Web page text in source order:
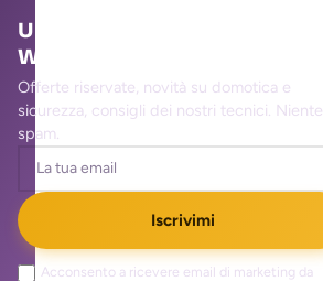
Unisciti alla community
WallMall
Offerte riservate, novità su domotica e
sicurezza, consigli dei nostri tecnici. Niente
spam.
Iscrivimi
Acconsento a ricevere email di marketing da